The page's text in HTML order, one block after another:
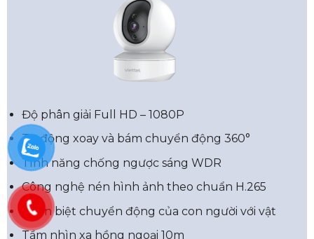
Độ phân giải Full HD – 1080P
Tự động xoay và bám chuyển động 360°
Tính năng chống ngược sáng WDR
Công nghệ nén hình ảnh theo chuẩn H.265
Phân biệt chuyển động của con người với vật
Tầm nhìn xa hồng ngoại 10m